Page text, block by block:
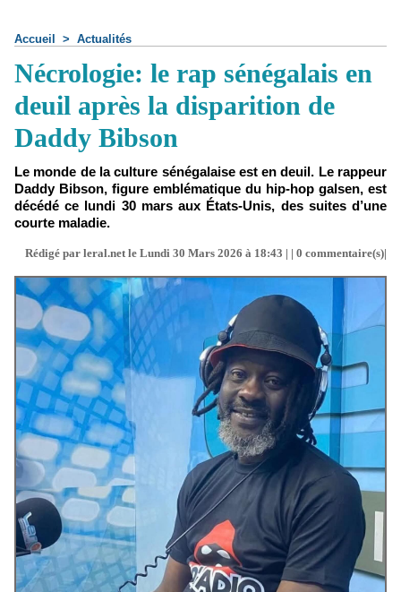
Accueil > Actualités
Nécrologie: le rap sénégalais en
deuil après la disparition de
Daddy Bibson
Le monde de la culture sénégalaise est en deuil. Le rappeur
Daddy Bibson, figure emblématique du hip-hop galsen, est
décédé ce lundi 30 mars aux États-Unis, des suites d’une
courte maladie.
Rédigé par leral.net le Lundi 30 Mars 2026 à 18:43 | | 0 commentaire(s)|